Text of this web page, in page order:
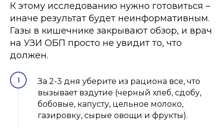
К этому исследованию нужно готовиться –
иначе результат будет неинформативным.
Газы в кишечнике закрывают обзор, и врач
на УЗИ ОБП просто не увидит то, что
должен.
За 2-3 дня уберите из рациона все, что
вызывает вздутие (черный хлеб, сдобу,
бобовые, капусту, цельное молоко,
газировку, сырые овощи и фрукты).